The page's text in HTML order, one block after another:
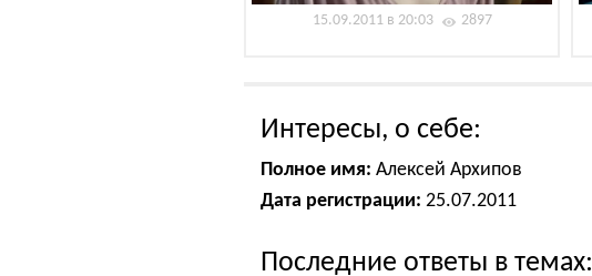
15.09.2011 в 20:03 2897
Интересы, о себе:
Полное имя: Алексей Архипов
Дата регистрации: 25.07.2011
Последние ответы в темах: